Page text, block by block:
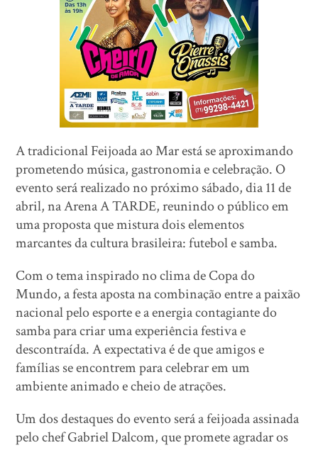
A tradicional Feijoada ao Mar está se aproximando
prometendo música, gastronomia e celebração. O
evento será realizado no próximo sábado, dia 11 de
abril, na Arena A TARDE, reunindo o público em
uma proposta que mistura dois elementos
marcantes da cultura brasileira: futebol e samba.
Com o tema inspirado no clima de Copa do
Mundo, a festa aposta na combinação entre a paixão
nacional pelo esporte e a energia contagiante do
samba para criar uma experiência festiva e
descontraída. A expectativa é de que amigos e
famílias se encontrem para celebrar em um
ambiente animado e cheio de atrações.
Um dos destaques do evento será a feijoada assinada
pelo chef Gabriel Dalcom, que promete agradar os